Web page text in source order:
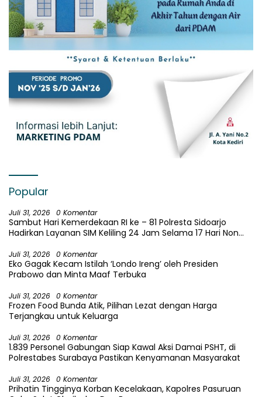
Popular
Juli 31, 2026 0 Komentar
Sambut Hari Kemerdekaan RI ke – 81 Polresta Sidoarjo
Hadirkan Layanan SIM Keliling 24 Jam Selama 17 Hari Non
Juli 31, 2026 0 Komentar
Eko Gagak Kecam Istilah ‘Londo Ireng’ oleh Presiden
Prabowo dan Minta Maaf Terbuka
Juli 31, 2026 0 Komentar
Frozen Food Bunda Atik, Pilihan Lezat dengan Harga
Terjangkau untuk Keluarga
Juli 31, 2026 0 Komentar
1.839 Personel Gabungan Siap Kawal Aksi Damai PSHT, di
Polrestabes Surabaya Pastikan Kenyamanan Masyarakat
Juli 31, 2026 0 Komentar
Prihatin Tingginya Korban Kecelakaan, Kapolres Pasuruan